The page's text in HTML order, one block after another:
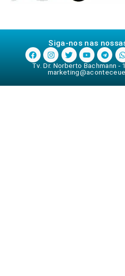
Siga-nos nas
Tv. Dr. Norberto Bachmann -